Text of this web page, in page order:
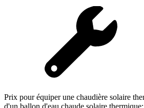
Prix pour équiper une chaudière solaire